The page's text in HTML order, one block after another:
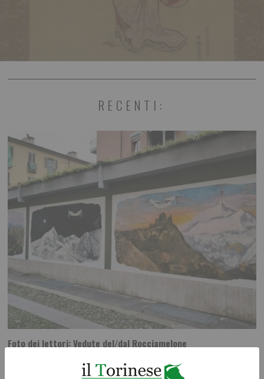
RECENTI:
Foto dei lettori: Vedute del/dal Rocciamelone